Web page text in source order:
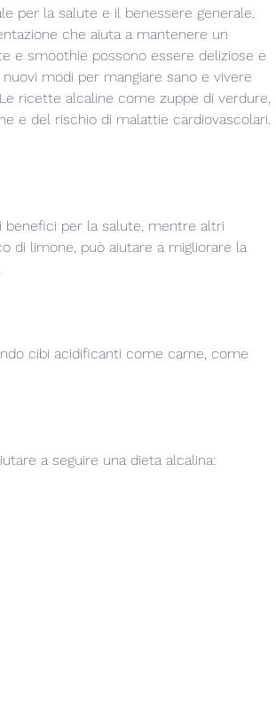
per la salute e il benessere generale.
che aiuta a mantenere un
e smoothie possono essere deliziose e
modi per mangiare sano e vivere
ricette alcaline come zuppe di verdure,
e del rischio di malattie cardiovascolari.
benefici per la salute, mentre altri
di limone, può aiutare a migliorare la
cibi acidificanti come carne, come
a seguire una dieta alcalina: